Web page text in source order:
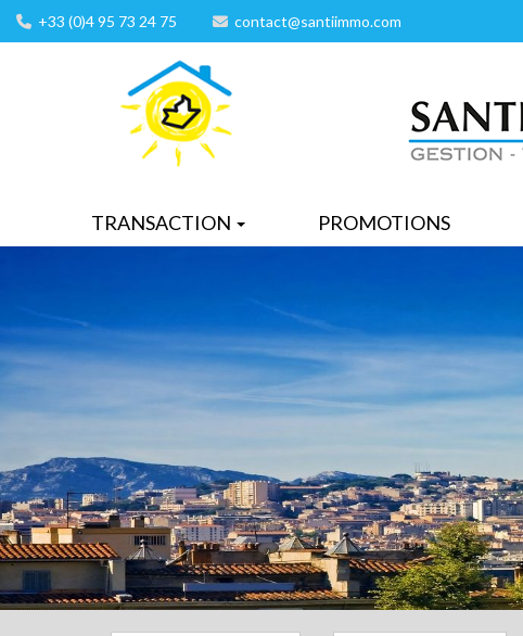
+33 (0)4 95 73 24 75 contact@santiimmo.com
TRANSACTION PROMOTIONS